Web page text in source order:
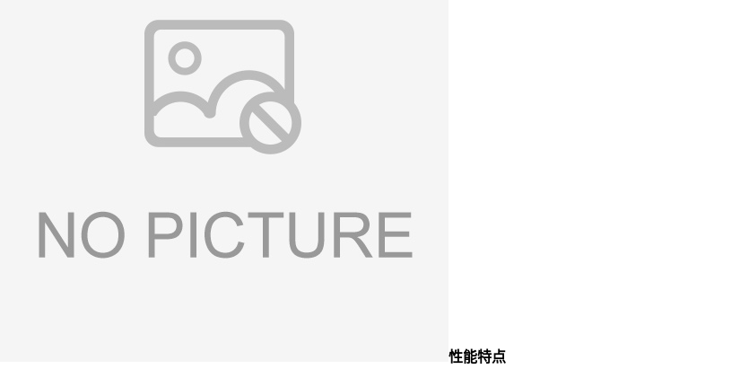
性能特点